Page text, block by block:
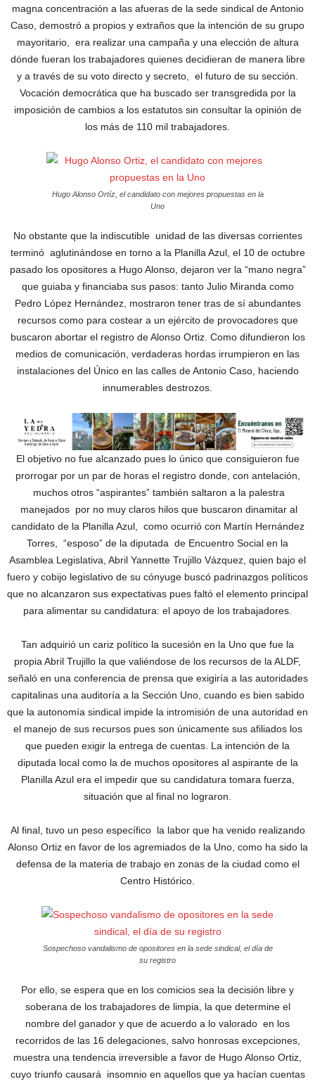
magna concentración a las afueras de la sede sindical de Antonio
Caso, demostró a propios y extraños que la intención de su grupo
mayoritario, era realizar una campaña y una elección de altura
dónde fueran los trabajadores quienes decidieran de manera libre
y a través de su voto directo y secreto, el futuro de su sección.
Vocación democrática que ha buscado ser transgredida por la
imposición de cambios a los estatutos sin consultar la opinión de
los más de 110 mil trabajadores.
Hugo Alonso Ortíz, el candidato con mejores propuestas en la
Uno
No obstante que la indiscutible unidad de las diversas corrientes
terminó aglutinándose en torno a la Planilla Azul, el 10 de octubre
pasado los opositores a Hugo Alonso, dejaron ver la “mano negra”
que guiaba y financiaba sus pasos: tanto Julio Miranda como
Pedro López Hernández, mostraron tener tras de sí abundantes
recursos como para costear a un ejército de provocadores que
buscaron abortar el registro de Alonso Ortiz. Como difundieron los
medios de comunicación, verdaderas hordas irrumpieron en las
instalaciones del Único en las calles de Antonio Caso, haciendo
innumerables destrozos.
El objetivo no fue alcanzado pues lo único que consiguieron fue
prorrogar por un par de horas el registro donde, con antelación,
muchos otros “aspirantes” también saltaron a la palestra
manejados por no muy claros hilos que buscaron dinamitar al
candidato de la Planilla Azul, como ocurrió con Martín Hernández
Torres, “esposo” de la diputada de Encuentro Social en la
Asamblea Legislativa, Abril Yannette Trujillo Vázquez, quien bajo el
fuero y cobijo legislativo de su cónyuge buscó padrinazgos políticos
que no alcanzaron sus expectativas pues faltó el elemento principal
para alimentar su candidatura: el apoyo de los trabajadores.
Tan adquirió un cariz político la sucesión en la Uno que fue la
propia Abril Trujillo la que valiéndose de los recursos de la ALDF,
señaló en una conferencia de prensa que exigiría a las autoridades
capitalinas una auditoría a la Sección Uno, cuando es bien sabido
que la autonomía sindical impide la intromisión de una autoridad en
el manejo de sus recursos pues son únicamente sus afiliados los
que pueden exigir la entrega de cuentas. La intención de la
diputada local como la de muchos opositores al aspirante de la
Planilla Azul era el impedir que su candidatura tomara fuerza,
situación que al final no lograron.
Al final, tuvo un peso específico la labor que ha venido realizando
Alonso Ortiz en favor de los agremiados de la Uno, como ha sido la
defensa de la materia de trabajo en zonas de la ciudad como el
Centro Histórico.
Sospechoso vandalismo de opositores en la sede sindical, el día de
su registro
Por ello, se espera que en los comicios sea la decisión libre y
soberana de los trabajadores de limpia, la que determine el
nombre del ganador y que de acuerdo a lo valorado en los
recorridos de las 16 delegaciones, salvo honrosas excepciones,
muestra una tendencia irreversible a favor de Hugo Alonso Ortiz,
cuyo triunfo causará insomnio en aquellos que ya hacían cuentas